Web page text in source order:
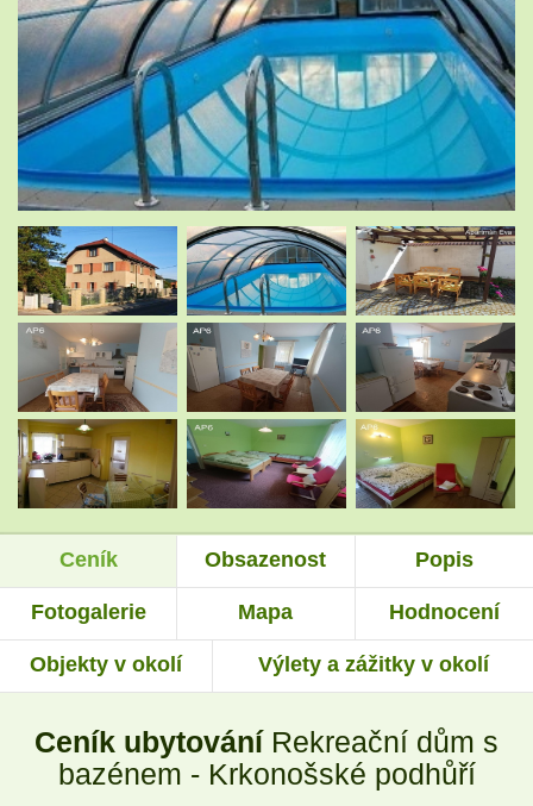
Ceník Obsazenost Popis
Fotogalerie Mapa Hodnocení
Objekty v okolí Výlety a zážitky v okolí
Ceník ubytování Rekreační dům s
bazénem - Krkonošské podhůří